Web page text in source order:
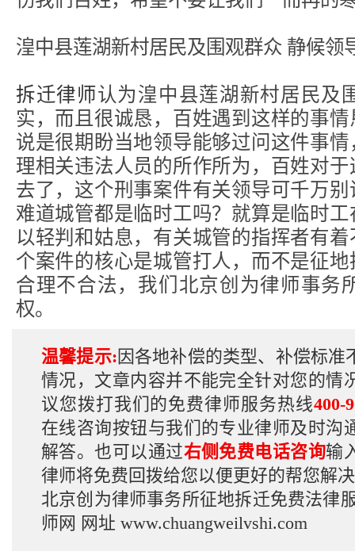
湟中县莲湖新村居民及围观群众 静候领
拆迁律师认为湟中县莲湖新村居民及
实，而且很诚恳，百姓遇到这样的事
说是很期盼当地领导能够过问这件事
理相关违法人员的所作所为，百姓对
去了，这个刑事案件有关领导可千万
难道城管都是临时工吗？就算是临时
以轻判和姑息，有关城管的指挥者有
个案件的核心是城管打人，而不是征
合理不合法，我们北京创为律师事务
权。
温馨提示:因各地补偿的类型、补偿标准
情况，文章内容并不能完全针对您的情
议您拨打我们的免费律师服务热线400-
在线咨询按钮与我们的专业律师及时沟
解答。也可以通过右侧免费电话咨询输
律师将免费回拨给您以便更好的帮您解
北京创为律师事务所征地拆迁免费法律
师网 网址 www.chuangweilvshi.com